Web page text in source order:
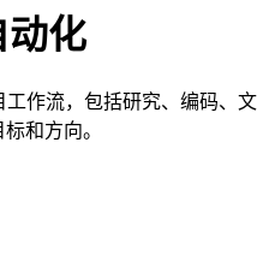
化
作流，包括研究、编码、文
和方向。